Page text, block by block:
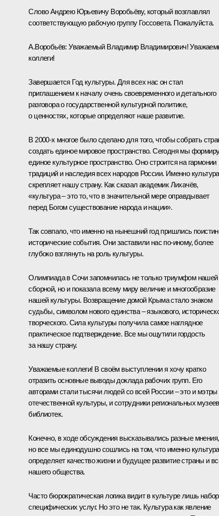
Слово Андрею Юрьевичу Воробьёву, который возглавлял
соответствующую рабочую группу Госсовета. Пожалуйста.
А.Воробьёв: Уважаемый Владимир Владимирович!
коллеги!
Завершается Год культуры. Для всех нас он стал
приглашением к началу очень своевременного и детального
разговора о государственной культурной политике,
о ценностях, которые определяют наше развитие.
В 2000-х многое было сделано для того, чтобы собрать
создать единое мировое пространство. Сегодня мы
единое культурное пространство. Оно строится на гармонии
традиций и наследия всех народов России. Именно культура
скрепляет нашу страну. Как сказал академик Лихачёв,
«культура – это то, что в значительной мере оправдывает
перед Богом существование народа и нации».
Так совпало, что именно на нынешний год пришлись
исторические события. Они заставили нас по‑иному, более
глубоко взглянуть на роль культуры.
Олимпиада в Сочи запомнилась не только триумфом нашей
сборной, но и показала всему миру величие и многообразие
нашей культуры. Возвращение домой Крыма стало знаком
судьбы, символом нового единства – языкового,
творческого. Сила культуры получила самое наглядное
практическое подтверждение. Все мы ощутили гордость
за нашу страну.
Уважаемые коллеги! В своём выступлении я хочу кратко
отразить основные выводы доклада рабочих групп. Его
авторами стали тысячи людей со всей России – это и мэтры
отечественной культуры, и сотрудники региональных
библиотек.
Конечно, в ходе обсуждения высказывались разные мнения,
но все мы единодушно сошлись на том, что именно культура
определяет качество жизни и будущее развитие страны и
нашего общества.
Часто бюрократическая логика видит в культуре лишь набор
специфических услуг. Но это не так. Культура как явление